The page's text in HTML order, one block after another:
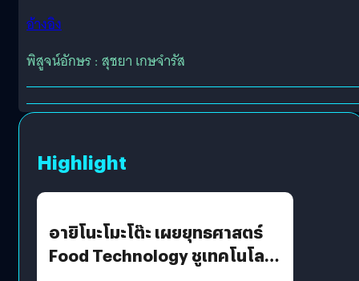
อ้างอิง
พิสูจน์อักษร : สุชยา เกษจำรัส
Highlight
อายิโนะโมะโต๊ะ เผยยุทธศาสตร์
Food Technology ชูเทคโนโลยี